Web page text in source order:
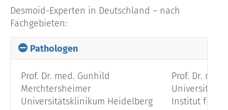
Desmoid-Experten in Deutschland – nach
Fachgebieten:
Pathologen
Prof. Dr. med. Gunhild
Merchtersheimer
Universitätsklinikum Heidelberg
Prof. Dr.
Institut für